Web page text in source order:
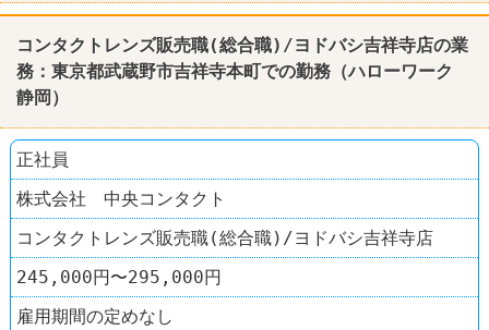
コンタクトレンズ販売職(総合職)/ヨドバシ吉祥寺店の業
務：東京都武蔵野市吉祥寺本町での勤務（ハローワーク
静岡 ）
正社員
株式会社 中央コンタクト
コンタクトレンズ販売職(総合職)/ヨドバシ吉祥寺店
245,000円〜295,000円
雇用期間の定めなし